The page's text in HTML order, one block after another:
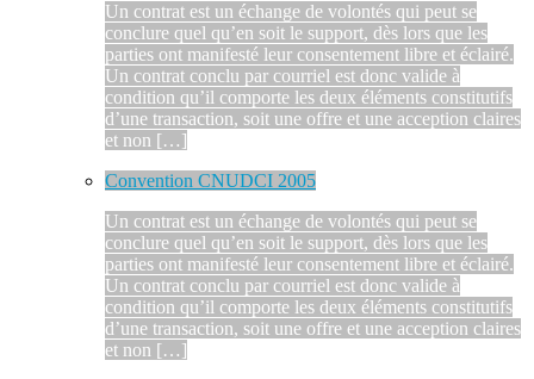
Un contrat est un échange de volontés qui peut se
conclure quel qu’en soit le support, dès lors que les
parties ont manifesté leur consentement libre et éclairé.
Un contrat conclu par courriel est donc valide à
condition qu’il comporte les deux éléments constitutifs
d’une transaction, soit une offre et une acception claires
et non […]
Convention CNUDCI 2005
Un contrat est un échange de volontés qui peut se
conclure quel qu’en soit le support, dès lors que les
parties ont manifesté leur consentement libre et éclairé.
Un contrat conclu par courriel est donc valide à
condition qu’il comporte les deux éléments constitutifs
d’une transaction, soit une offre et une acception claires
et non […]